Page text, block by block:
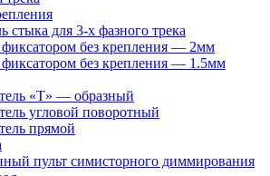
стыка для 3-х фазного трека
фиксатором без крепления — 2мм
фиксатором без крепления — 1.5мм
«Т» — образный
угловой поворотный
прямой
пульт симисторного диммирования